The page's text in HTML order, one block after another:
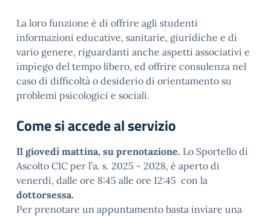
La loro funzione è di offrire agli studenti
informazioni educative, sanitarie, giuridiche e di
vario genere, riguardanti anche aspetti associativi e
impiego del tempo libero, ed offrire consulenza nel
caso di difficoltà o desiderio di orientamento su
problemi psicologici e sociali.
Come si accede al servizio
Il giovedì mattina, su prenotazione. Lo Sportello di
Ascolto CIC per l’a. s. 2025 - 2028, è aperto di
venerdì, dalle ore 8:45 alle ore 12:45 con la
dottorsessa.
Per prenotare un appuntamento basta inviare una